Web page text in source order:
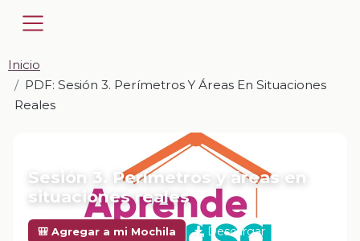
Inicio
PDF: Sesión 3. Perímetros Y Áreas En Situaciones
Reales
Sesión 3. Perímetros y áreas en
situaciones reales
🎒 Agregar a mi Mochila Descargar